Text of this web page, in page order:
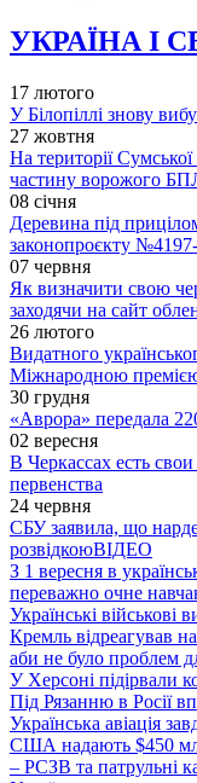
УКРАЇНА І
17 лютого
У Білопіллі знову
27 жовтня
На території
частину ворожого
08 січня
Деревина під
законопроєкту
07 червня
Як визначити свою
заходячи на сайт
26 лютого
Видатного
Міжнародною
30 грудня
«Аврора» передала
02 вересня
В Черкассах есть
первенства
24 червня
СБУ заявила, що
розвідкоюВІДЕО
З 1 вересня в
переважно очне
Українські
Кремль відреагував
аби не було проблем
У Херсоні підірвали
Під Рязанню в Росії
Українська авіація
США надають $450 млн
– РСЗВ та патрульні